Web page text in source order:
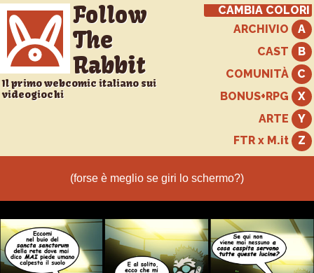
Follow
The
Rabbit
Il primo webcomic italiano sui
videogiochi
CAMBIA COLORI
ARCHIVIO
CAST
COMUNITÀ
BONUS+RPG
ARTE
FTR x M.it